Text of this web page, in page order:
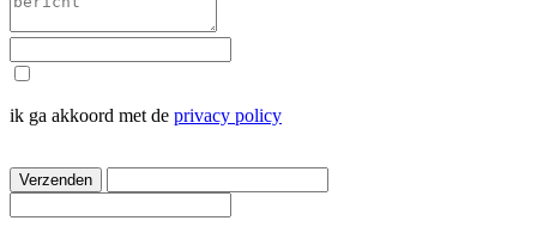
ik ga akkoord met de privacy policy
Verzenden